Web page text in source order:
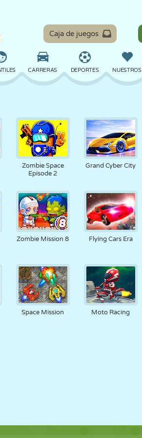
Caja de juegos
CARRERAS DEPORTES NUESTROS
CONDUCIR EDUCATIVOS ESCAPE
MONSTRUOS MOTOS EN LÍNEA
CORRER ESCUELA DISPAROS
RAYA
PANTALLA
TÁCTIL
TORRES CAMIONES
Zombie Space
Episode 2
Grand Cyber City
Zombie Mission 8 Flying Cars Era
Space Mission Moto Racing